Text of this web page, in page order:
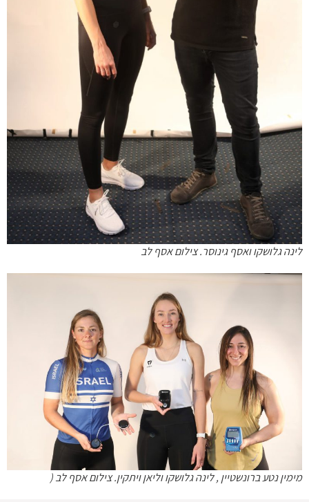
לינה גלושקו ואסף גינוסר. צילום אסף לב
מימין נטע ברונשטיין , לינה גלושקו וליאן ויתקין. צילום אסף לב (